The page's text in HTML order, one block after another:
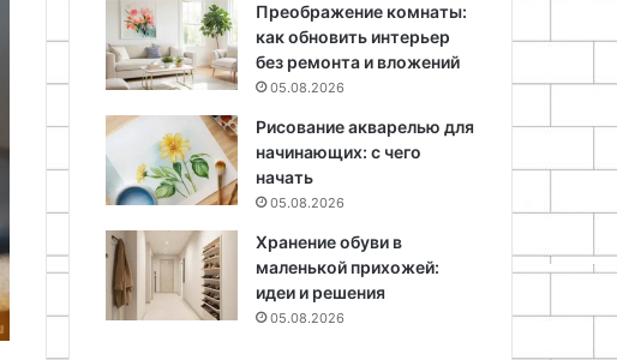
Преображение комнаты:
как обновить интерьер
без ремонта и вложений
05.08.2026
Рисование акварелью для
начинающих: с чего
начать
05.08.2026
Хранение обуви в
маленькой прихожей:
идеи и решения
05.08.2026